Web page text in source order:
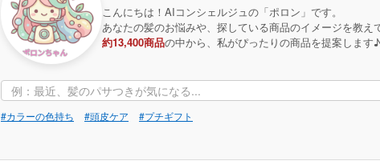
こんにちは！AIコンシェルジュの「ポロン」です。
あなたの髪のお悩みや、探している商品のイメージを教え
約13,400商品の中から、私がぴったりの商品を提案します♪
#カラーの色持ち #頭皮ケア #プチギフト